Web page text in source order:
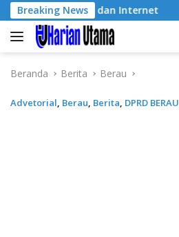
Langsung
ke
konten
Breaking News
Listrik dan Internet Kasus
Beranda Berita Berau
Advetorial, Berau, Berita, DPRD BERAU